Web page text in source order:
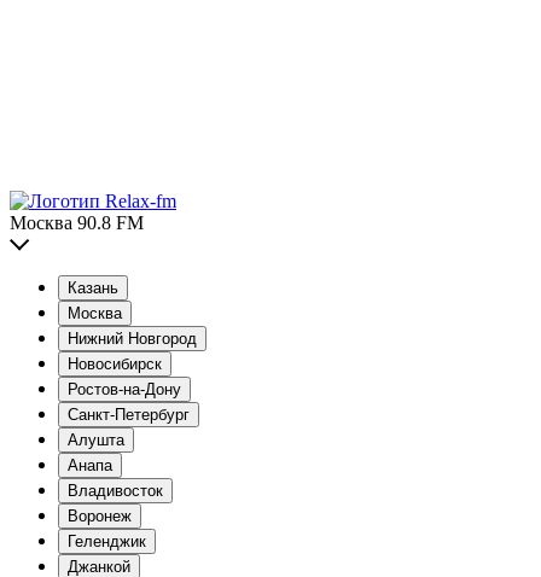
Москва 90.8 FM
Казань
Москва
Нижний Новгород
Новосибирск
Ростов-на-Дону
Санкт-Петербург
Алушта
Анапа
Владивосток
Воронеж
Геленджик
Джанкой